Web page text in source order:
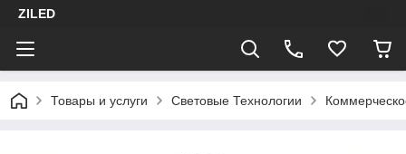
ZILED
Товары и услуги Световые Технологии